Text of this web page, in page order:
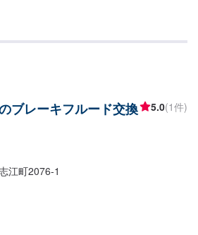
ない高い技術力と最新設備を揃え完成度
国産車はもちろん、輸入車修理もお任せ
【1】オフ
第納車-----納期について-----納期は通常
。-----パーツ持ち込みについて-----パー
料代はお客様にご負担いただいており
ブレーキフルード交換 5.0(1件)
江町2076-1